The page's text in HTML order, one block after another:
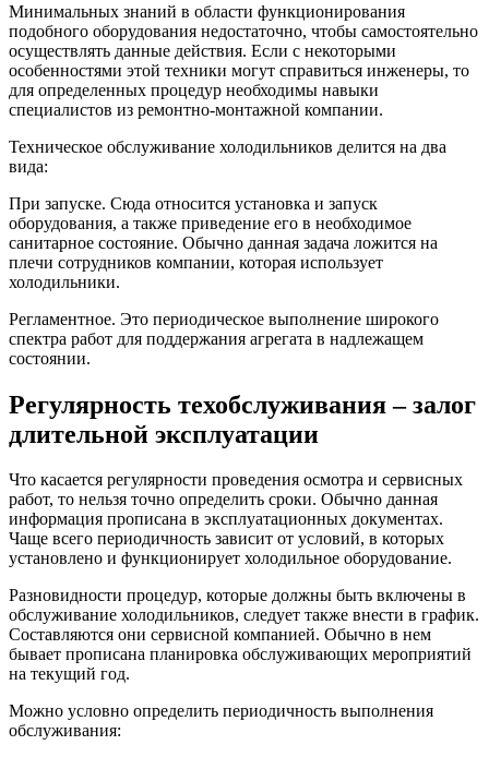
Минимальных знаний в области функционирования
подобного оборудования недостаточно, чтобы самостоятельно
осуществлять данные действия. Если с некоторыми
особенностями этой техники могут справиться инженеры, то
для определенных процедур необходимы навыки
специалистов из ремонтно-монтажной компании.
Техническое обслуживание холодильников делится на два
вида:
При запуске. Сюда относится установка и запуск
оборудования, а также приведение его в необходимое
санитарное состояние. Обычно данная задача ложится на
плечи сотрудников компании, которая использует
холодильники.
Регламентное. Это периодическое выполнение широкого
спектра работ для поддержания агрегата в надлежащем
состоянии.
Регулярность техобслуживания – залог
длительной эксплуатации
Что касается регулярности проведения осмотра и сервисных
работ, то нельзя точно определить сроки. Обычно данная
информация прописана в эксплуатационных документах.
Чаще всего периодичность зависит от условий, в которых
установлено и функционирует холодильное оборудование.
Разновидности процедур, которые должны быть включены в
обслуживание холодильников, следует также внести в график.
Составляются они сервисной компанией. Обычно в нем
бывает прописана планировка обслуживающих мероприятий
на текущий год.
Можно условно определить периодичность выполнения
обслуживания: